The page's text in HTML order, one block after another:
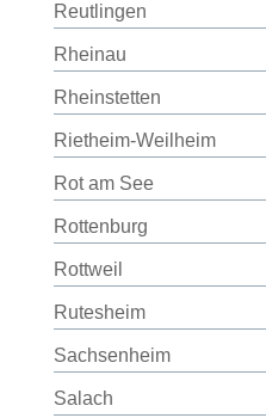
Reutlingen
Rheinau
Rheinstetten
Rietheim-Weilheim
Rot am See
Rottenburg
Rottweil
Rutesheim
Sachsenheim
Salach